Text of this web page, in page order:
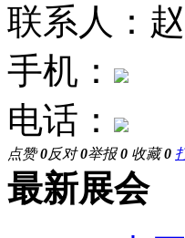
联系人：
手机：
电话：
点赞0反对0举报0 收藏0
最新展会